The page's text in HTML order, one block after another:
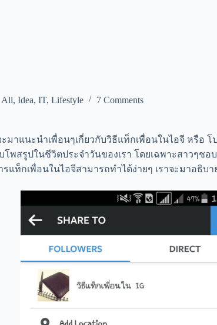
All, Idea, IT, Lifestyle 7 Comments
มาแนะนำเพื่อนๆเกี่ยวกับวิธีแท็กเพื่อนในไอจี หรือ โ
บโพสรูปในชีวิตประจำวันของเรา โดยเฉพาะสาว
รแท็กเพื่อนในไอจีสามารถทำได้ง่ายๆ เราจะมาอธิบ